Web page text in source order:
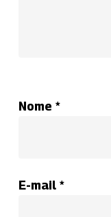
Nome *
E-mail *